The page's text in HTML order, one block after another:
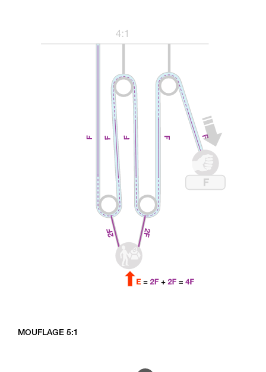
MOUFLAGE 5:1